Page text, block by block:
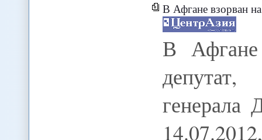
В Афгане взорван на свадьбе
В Афгане
генерала